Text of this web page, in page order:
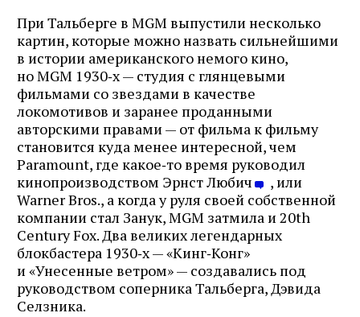
При Тальберге в MGM выпустили несколько
картин, которые можно назвать сильнейшими
в истории американского немого кино,
но MGM 1930‑х — студия с глянцевыми
фильмами со звездами в качестве
локомотивов и заранее проданными
авторскими правами — от фильма к фильму
становится куда менее интересной, чем
Paramount, где какое‑то время руководил
кинопроизводством Эрнст Любич
, или
Warner Bros., а когда у руля своей собственной
компании стал Занук, MGM затмила и 20th
Century Fox. Два великих легендарных
блокбастера 1930‑х — «Кинг‑Конг»
и «Унесенные ветром» — создавались под
руководством соперника Тальберга, Дэвида
Селзника.